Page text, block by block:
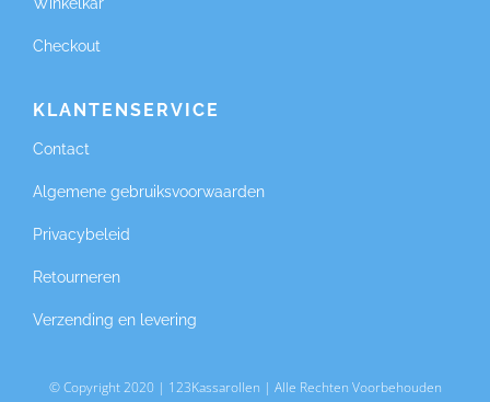
Winkelkar
Checkout
KLANTENSERVICE
Contact
Algemene gebruiksvoorwaarden
Privacybeleid
Retourneren
Verzending en levering
© Copyright 2020 | 123Kassarollen | Alle Rechten Voorbehouden